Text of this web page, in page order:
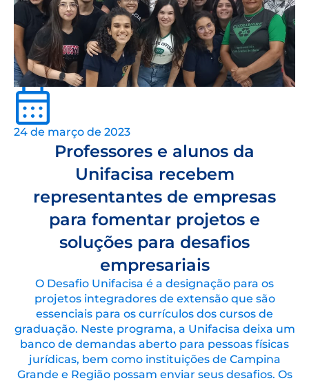
24 de março de 2023
Professores e alunos da
Unifacisa recebem
representantes de empresas
para fomentar projetos e
soluções para desafios
empresariais
O Desafio Unifacisa é a designação para os
projetos integradores de extensão que são
essenciais para os currículos dos cursos de
graduação. Neste programa, a Unifacisa deixa um
banco de demandas aberto para pessoas físicas
jurídicas, bem como instituições de Campina
Grande e Região possam enviar seus desafios. Os